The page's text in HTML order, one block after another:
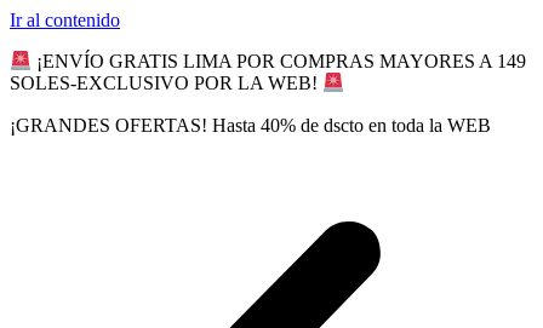
Ir al contenido
¡ENVÍO GRATIS LIMA POR COMPRAS MAYORES A 149
SOLES-EXCLUSIVO POR LA WEB!
¡GRANDES OFERTAS! Hasta 40% de dscto en toda la WEB